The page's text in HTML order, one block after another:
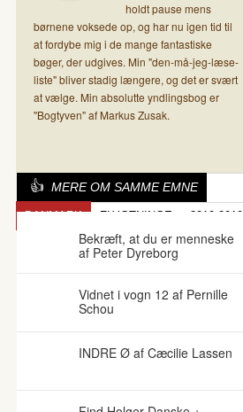
holdt pause mens
børnene voksede op, og har nu igen tid til
at fordybe mig i de mange fantastiske
bøger, der udgives. Min "den-må-jeg-læse-
liste" bliver stadig længere, og det er svært
at vælge. Min absolutte yndlingsbog er
"Bogtyven" af Markus Zusak.
MERE OM SAMME EMNE
DANMARK FLYGTNINGE 2010-2019
Bekræft, at du er menneske
af Peter Dyreborg
Vidnet i vogn 12 af Pernille
Schou
INDRE Ø af Cæcilie Lassen